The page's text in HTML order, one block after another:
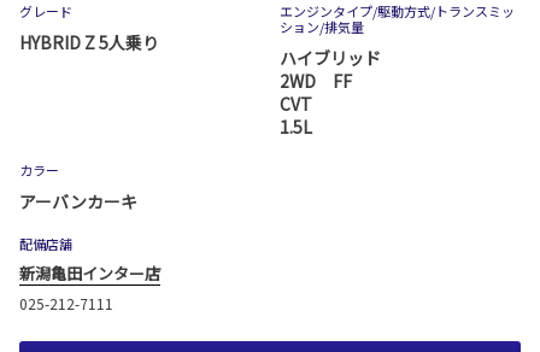
グレード
HYBRID Z 5人乗り
エンジンタイプ/駆動方式/トランスミッ
ション/排気量
ハイブリッド
2WD FF
CVT
1.5L
カラー
アーバンカーキ
配備店舗
新潟亀田インター店
025-212-7111